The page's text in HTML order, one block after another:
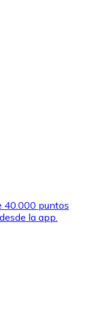
favoritas con
40.000 puntos
la app.